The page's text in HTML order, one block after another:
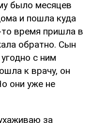
было месяцев
и пошла куда
то время пришла в
обратно. Сын
с ним
к врачу, он
они уже не
за